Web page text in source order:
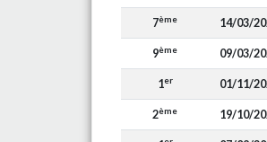
7ème 14/03/
9ème 09/03/
1er 01/11/
2ème 19/10/